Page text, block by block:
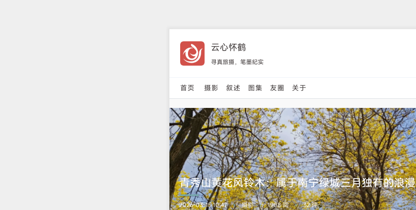
云心怀鹤
寻真旅摄，笔墨纪实
首页 摄影 叙述 图集 友圈 关于
青秀山黄花风铃木：属于南宁绿城三月独有的浪漫
2026-03-15 10:47 • 摄影 • 1908 阅 • 32 评